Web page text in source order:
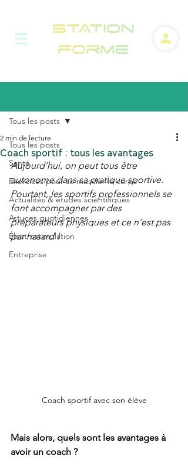
Tous les posts
Santé
Exercices pour se muscler le corps
Actualités & études scientifiques
Astuces quotidiennes
Électrostimulation
Entreprise
Tous les posts
Coach sportif : tous les avantages
2 min de lecture
Aujourd’hui, on peut tous être
autonome dans sa pratique sportive.
Pourtant, les sportifs professionnels se
font accompagner par des
préparateurs physiques et ce n’est pas
par hasard !
Coach sportif avec son élève
Mais alors, quels sont les avantages à
avoir un coach ?